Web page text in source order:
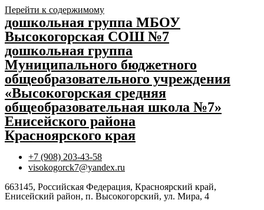
Перейти к содержимому
дошкольная группа МБОУ
Высокогорская СОШ №7
дошкольная группа
Муниципального бюджетного
общеобразовательного учреждения
«Высокогорская средняя
общеобразовательная школа №7»
Енисейского района
Красноярского края
+7 (908) 203-43-58
visokogorck7@yandex.ru
663145, Российская Федерация, Красноярский край,
Енисейский район, п. Высокогорский, ул. Мира, 4